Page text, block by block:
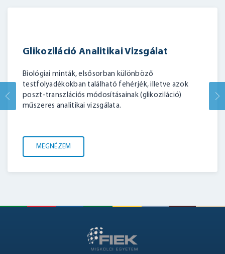
BELÉPÉS
Glikoziláció Analitikai Vizsgálat
Biológiai minták, elsősorban különböző
testfolyadékokban található fehérjék, illetve azok
poszt-transzlációs módosításainak (glikoziláció)
műszeres analitikai vizsgálata.
MEGNÉZEM